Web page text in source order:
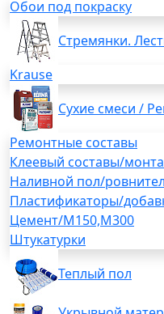
Обои под покраску
Стремянки.
Krause
Сухие смеси /
Ремонтные составы
Клеевый составы/
Наливной пол/
Пластификаторы/
Цемент/М150,М300
Штукатурки
Теплый пол